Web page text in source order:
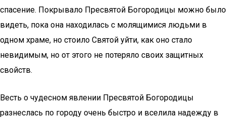
спасение. Покрывало Пресвятой Богородицы можно было
видеть, пока она находилась с молящимися людьми в
одном храме, но стоило Святой уйти, как оно стало
невидимым, но от этого не потеряло своих защитных
свойств.
Весть о чудесном явлении Пресвятой Богородицы
разнеслась по городу очень быстро и вселила надежду в